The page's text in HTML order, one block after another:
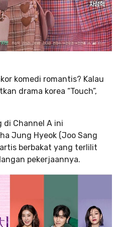
komedi romantis? Kalau
drama korea “Touch”,
di Channel A ini
Jung Hyeok (Joo Sang
berbakat yang terlilit
pekerjaannya.